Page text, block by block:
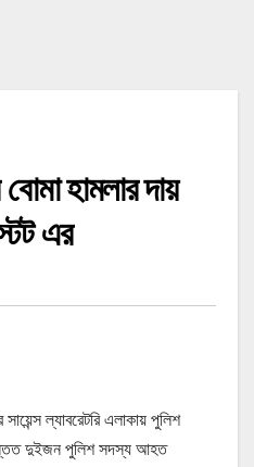
হামলার দায়
এর
ল্যাবরেটরি এলাকায় পুলিশ
দুইজন পুলিশ সদস্য আহত